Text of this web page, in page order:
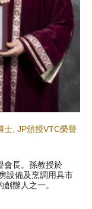
士, JP頒授VTC榮譽
會長。孫教授於
設備及烹調用具市
辦人之一。